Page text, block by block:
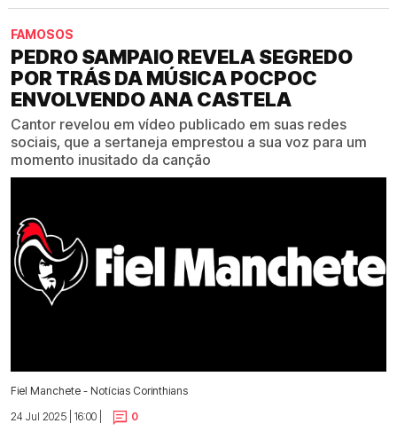
FAMOSOS
PEDRO SAMPAIO REVELA SEGREDO
POR TRÁS DA MÚSICA POCPOC
ENVOLVENDO ANA CASTELA
Cantor revelou em vídeo publicado em suas redes
sociais, que a sertaneja emprestou a sua voz para um
momento inusitado da canção
Fiel Manchete - Notícias Corinthians
24 Jul 2025 | 16:00 |
0